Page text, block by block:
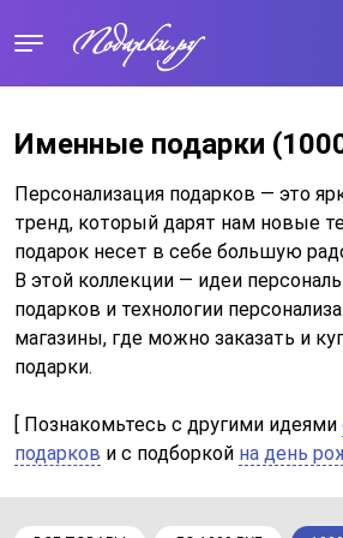
Именные подарки
Персонализация подарков — это
тренд, который дарят нам новые
подарок несет в себе большую
В этой коллекции — идеи
подарков и технологии
магазины, где можно заказать и
подарки.
[ Познакомьтесь с другими идеями
подарков и c подборкой на день